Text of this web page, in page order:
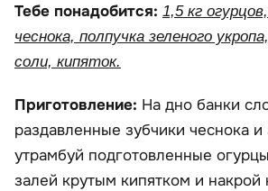
Тебе понадобится: 1,5 кг
чеснока, полпучка зеленого
соли, кипяток.
Приготовление: На дно банки
раздавленные зубчики чеснока
утрамбуй подготовленные
залей крутым кипятком и накрой